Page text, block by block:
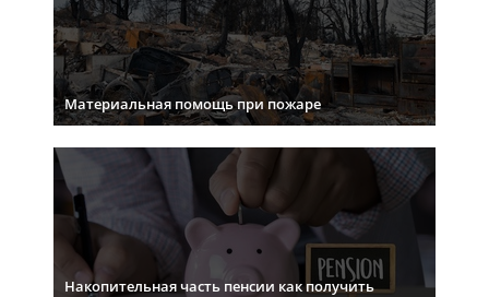
Материальная помощь при пожаре
Накопительная часть пенсии как получить